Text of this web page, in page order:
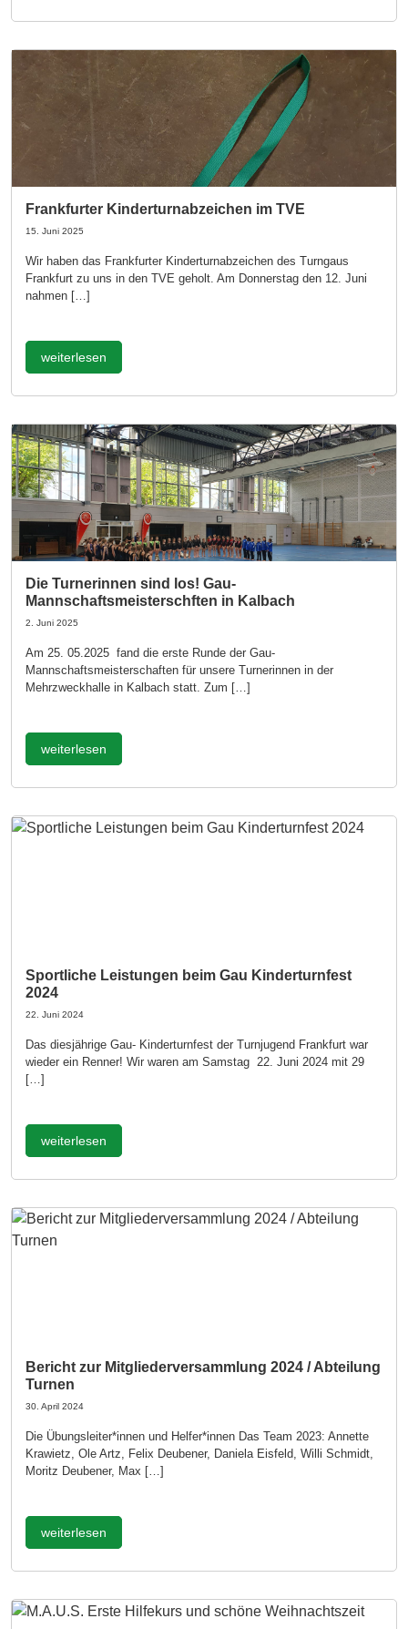
Frankfurter Kinderturnabzeichen im TVE
15. Juni 2025
Wir haben das Frankfurter Kinderturnabzeichen des Turngaus
Frankfurt zu uns in den TVE geholt. Am Donnerstag den 12. Juni
nahmen […]
weiterlesen
Die Turnerinnen sind los! Gau-
Mannschaftsmeisterschften in Kalbach
2. Juni 2025
Am 25. 05.2025 fand die erste Runde der Gau-
Mannschaftsmeisterschaften für unsere Turnerinnen in der
Mehrzweckhalle in Kalbach statt. Zum […]
weiterlesen
Sportliche Leistungen beim Gau Kinderturnfest
2024
22. Juni 2024
Das diesjährige Gau- Kinderturnfest der Turnjugend Frankfurt war
wieder ein Renner! Wir waren am Samstag 22. Juni 2024 mit 29
[…]
weiterlesen
Bericht zur Mitgliederversammlung 2024 / Abteilung
Turnen
30. April 2024
Die Übungsleiter*innen und Helfer*innen Das Team 2023: Annette
Krawietz, Ole Artz, Felix Deubener, Daniela Eisfeld, Willi Schmidt,
Moritz Deubener, Max […]
weiterlesen